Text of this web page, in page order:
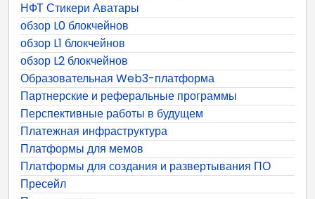
НФТ Стикери Аватары
обзор L0 блокчейнов
обзор L1 блокчейнов
обзор L2 блокчейнов
Образовательная Web3-платформа
Партнерские и реферальные программы
Перспективные работы в будущем
Платежная инфраструктура
Платформы для мемов
Платформы для создания и развертывания ПО
Пресейл